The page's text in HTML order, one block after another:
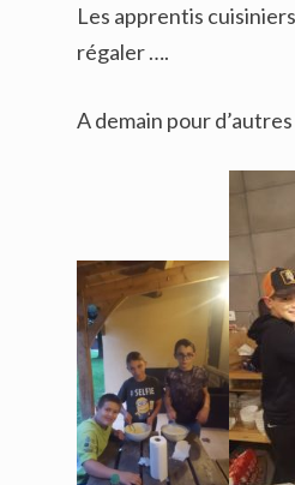
Les apprentis
régaler ….
A demain pour